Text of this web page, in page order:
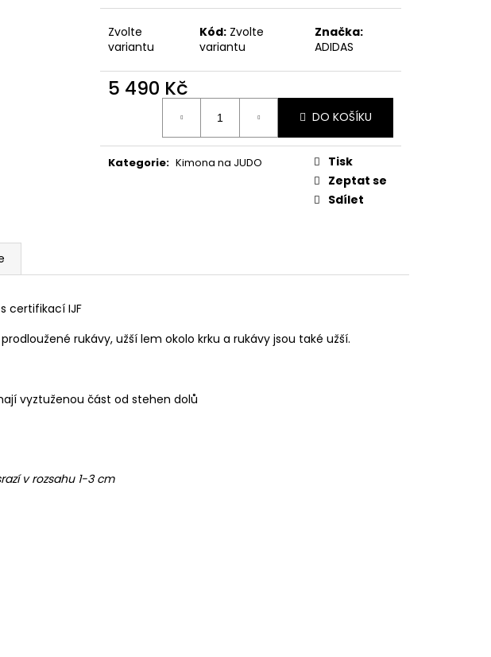
Zvolte
variantu
Kód: Zvolte
variantu
Značka:
ADIDAS
5 490 Kč
DO KOŠÍKU
Kategorie: Kimona na JUDO
Tisk
Zeptat se
Sdílet
certifikací IJF
rukávy, užší lem okolo krku a rukávy jsou také užší.
vyztuženou část od stehen dolů
v rozsahu 1-3 cm